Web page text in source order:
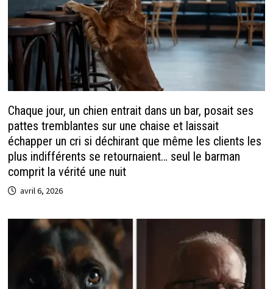
Chaque jour, un chien entrait dans un bar, posait ses
pattes tremblantes sur une chaise et laissait
échapper un cri si déchirant que même les clients les
plus indifférents se retournaient… seul le barman
comprit la vérité une nuit
avril 6, 2026